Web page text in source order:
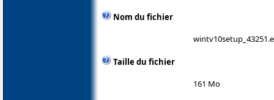
Nom du fichier
Taille du fichier
161 Mo